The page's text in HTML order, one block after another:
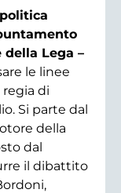
Lega –
le linee
di
Si parte dal
della
dal
il dibattito